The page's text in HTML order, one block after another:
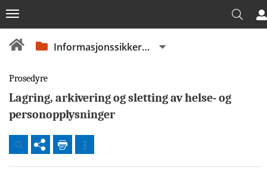
Dokumenter
Informasjonssikkerhet
Prosedyre
Lagring, arkivering og sletting av helse- og
personopplysninger